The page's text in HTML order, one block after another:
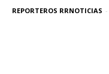
REPORTEROS RRNOTICIAS -